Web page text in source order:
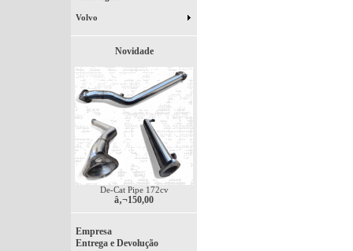
Volvo
Novidade
De-Cat Pipe 172cv
â‚¬150,00
Empresa
Entrega e Devolução